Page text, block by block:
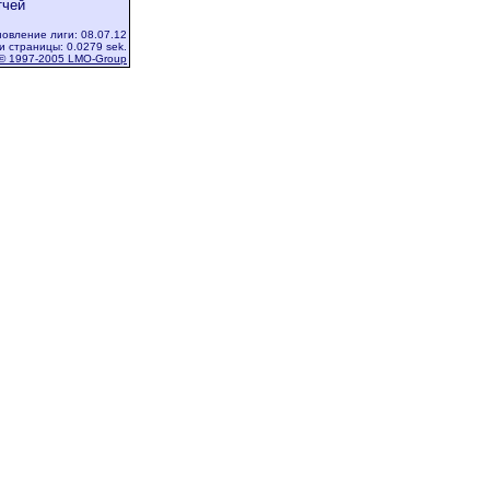
лиги: 08.07.12
страницы: 0.0279 sek.
1997-2005 LMO-Group